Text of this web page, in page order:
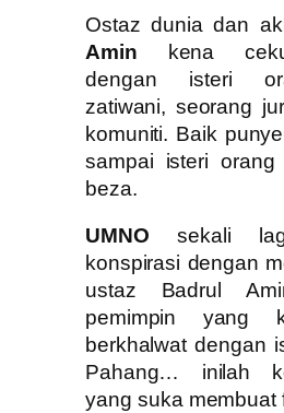
Ostaz dunia dan
Amin kena
dengan isteri
zatiwani, seorang
komuniti. Baik
sampai isteri
beza.
UMNO sekali
konspirasi dengan
ustaz Badrul
pemimpin yang
berkhalwat dengan
Pahang… inilah
yang suka